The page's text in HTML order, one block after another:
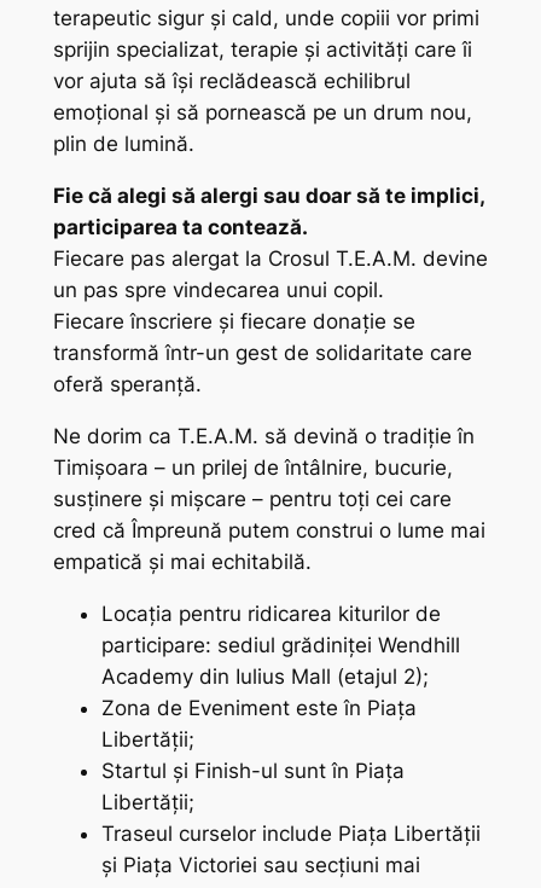
terapeutic sigur și cald, unde copiii vor primi
sprijin specializat, terapie și activități care îi
vor ajuta să își reclădească echilibrul
emoțional și să pornească pe un drum nou,
plin de lumină.
Fie că alegi să alergi sau doar să te implici,
participarea ta contează.
Fiecare pas alergat la Crosul T.E.A.M. devine
un pas spre vindecarea unui copil.
Fiecare înscriere și fiecare donație se
transformă într-un gest de solidaritate care
oferă speranță.
Ne dorim ca T.E.A.M. să devină o tradiție în
Timișoara – un prilej de întâlnire, bucurie,
susținere și mișcare – pentru toți cei care
cred că Împreună putem construi o lume mai
empatică și mai echitabilă.
Locația pentru ridicarea kiturilor de
participare: sediul grădiniței Wendhill
Academy din Iulius Mall (etajul 2);
Zona de Eveniment este în Piața
Libertății;
Startul și Finish-ul sunt în Piața
Libertății;
Traseul curselor include Piața Libertății
și Piața Victoriei sau secțiuni mai